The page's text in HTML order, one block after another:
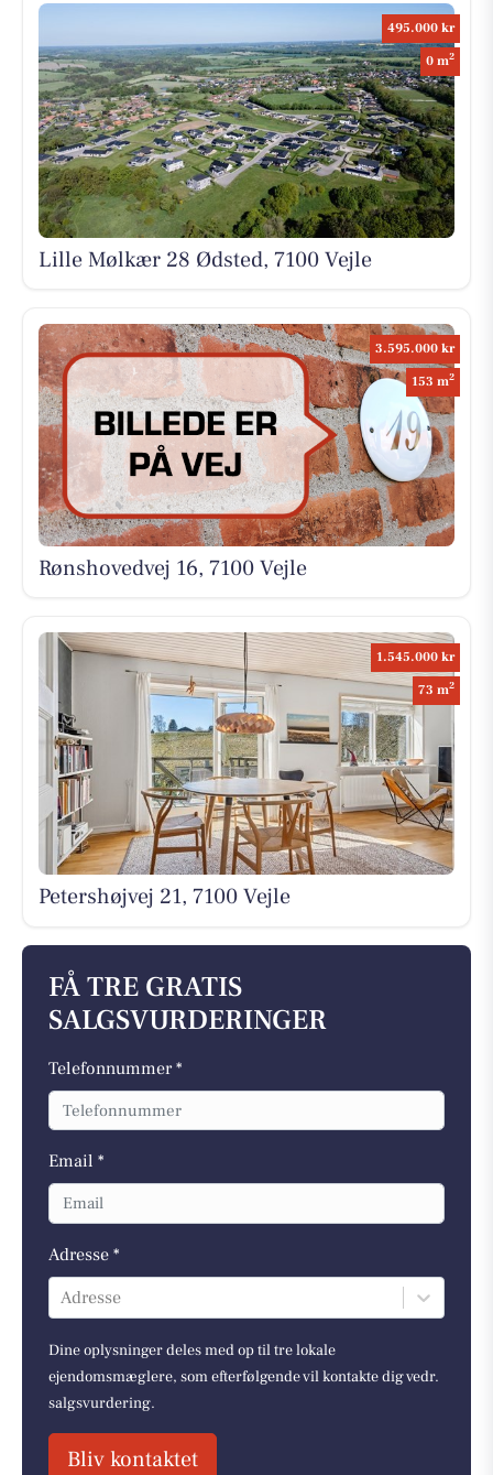
495.000 kr
0 m2
Lille Mølkær 28 Ødsted, 7100 Vejle
3.595.000 kr
153 m2
Rønshovedvej 16, 7100 Vejle
1.545.000 kr
73 m2
Petershøjvej 21, 7100 Vejle
FÅ TRE GRATIS
SALGSVURDERINGER
Telefonnummer *
Email *
Adresse *
Adresse
Dine oplysninger deles med op til tre lokale
ejendomsmæglere, som efterfølgende vil kontakte dig vedr.
salgsvurdering.
Bliv kontaktet